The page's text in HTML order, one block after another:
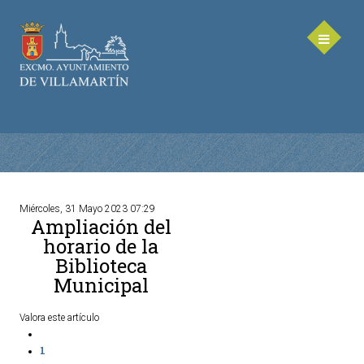
AYUNTAMIENTO
Saluda de la Alcaldesa
Equipo de Gobierno
Teléfonos de contacto
Miércoles, 31 Mayo 2023 07:29
Ampliación del
horario de la
Biblioteca
Municipal
Valora este artículo
1